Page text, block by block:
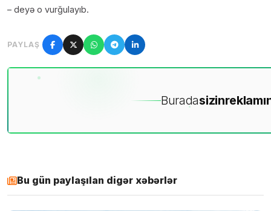
– deyə o vurğulayıb.
PAYLAŞ
Buradasizin
Bu gün paylaşılan digər xəbərlər